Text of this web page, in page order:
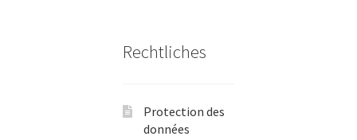
Rechtliches
Protection des
données